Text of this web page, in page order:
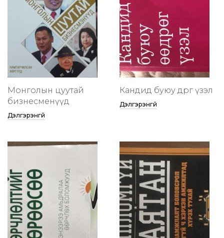
Монголын цуутай
бизнесменүүд
Дэлгэрэнгүй
Кандид буюу өөдрөг үзэл
Дэлгэрэнгүй